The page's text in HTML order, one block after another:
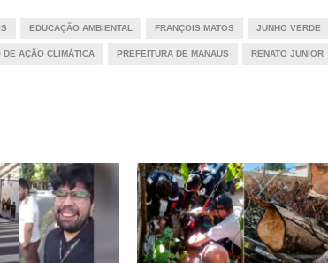
EDUCAÇÃO AMBIENTAL FRANÇOIS MATOS JUNHO VERDE
DE AÇÃO CLIMÁTICA PREFEITURA DE MANAUS RENATO JUNIOR